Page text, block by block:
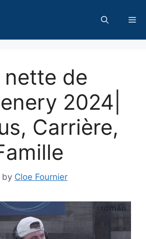
nette de
2024|
Carrière,
by Cloe Fournier